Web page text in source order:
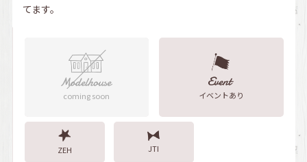
てます。
coming soon イベントあり
ZEH JTI